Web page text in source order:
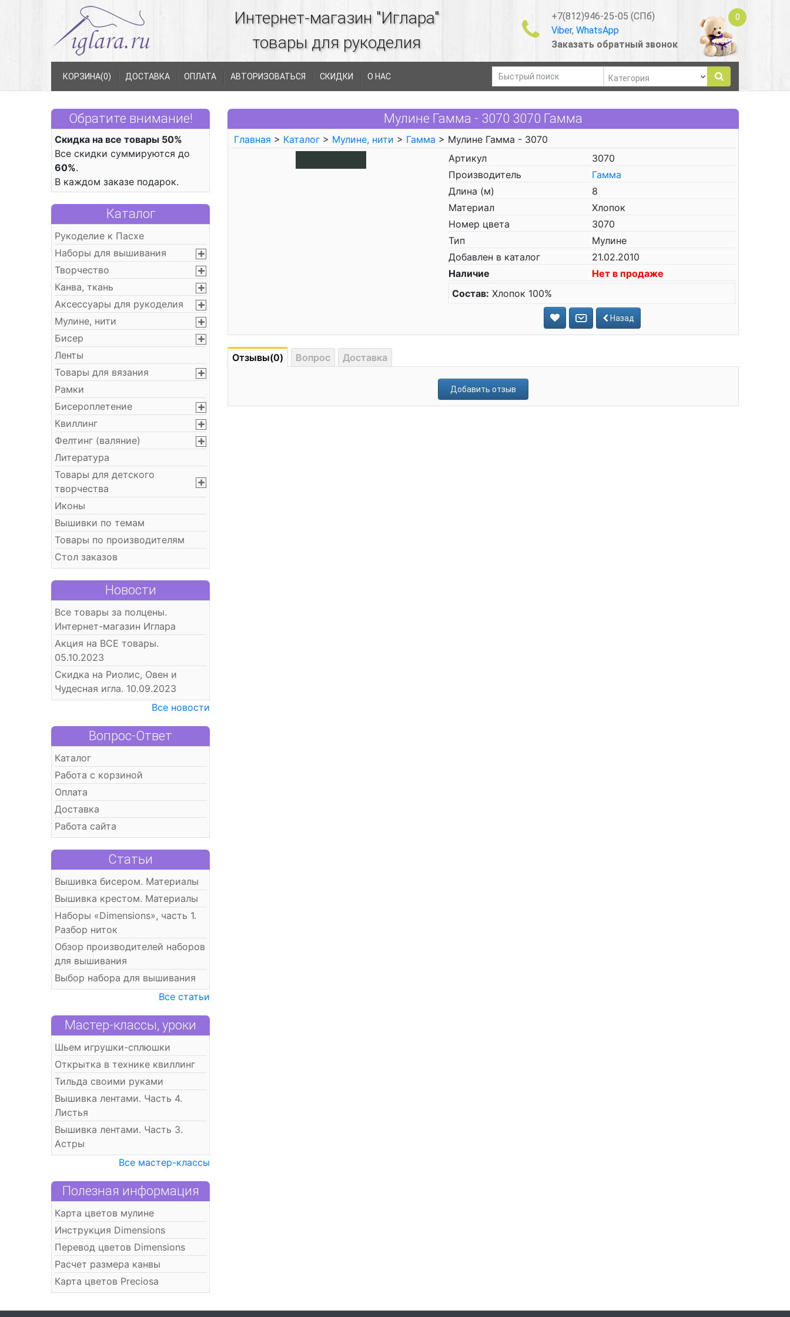
Интернет-магазин "Иглара"
товары для рукоделия
+7(812)946-25-05 (СПб)
Viber, WhatsApp
Заказать обратный звонок
0
КОРЗИНА(0) ДОСТАВКА ОПЛАТА АВТОРИЗОВАТЬСЯ СКИДКИ О НАС
Обратите внимание!
Скидка на все товары 50%
Все скидки суммируются до
60%.
В каждом заказе подарок.
Каталог
Рукоделие к Пасхе
Наборы для вышивания
Творчество
Канва, ткань
Аксессуары для рукоделия
Мулине, нити
Бисер
Ленты
Товары для вязания
Рамки
Бисероплетение
Квиллинг
Фелтинг (валяние)
Литература
Товары для детского
творчества
Иконы
Вышивки по темам
Товары по производителям
Стол заказов
Новости
Все товары за полцены.
Интернет-магазин Иглара
Акция на ВСЕ товары.
05.10.2023
Скидка на Риолис, Овен и
Чудесная игла. 10.09.2023
Все новости
Вопрос-Ответ
Каталог
Работа с корзиной
Оплата
Доставка
Работа сайта
Статьи
Вышивка бисером. Материалы
Вышивка крестом. Материалы
Наборы «Dimensions», часть 1.
Разбор ниток
Обзор производителей наборов
для вышивания
Выбор набора для вышивания
Все статьи
Мастер-классы, уроки
Шьем игрушки-сплюшки
Открытка в технике квиллинг
Тильда своими руками
Вышивка лентами. Часть 4.
Листья
Вышивка лентами. Часть 3.
Астры
Все мастер-классы
Полезная информация
Карта цветов мулине
Инструкция Dimensions
Перевод цветов Dimensions
Расчет размера канвы
Карта цветов Preciosa
Мулине Гамма - 3070 3070 Гамма
Главная > Каталог > Мулине, нити > Гамма > Мулине Гамма - 3070
Артикул
3070
Производитель
Гамма
Длина (м)
8
Материал
Хлопок
Номер цвета
3070
Тип
Мулине
Добавлен в каталог
21.02.2010
Наличие
Нет в продаже
Состав: Хлопок 100%
Назад
Отзывы(0) Вопрос Доставка
Добавить отзыв